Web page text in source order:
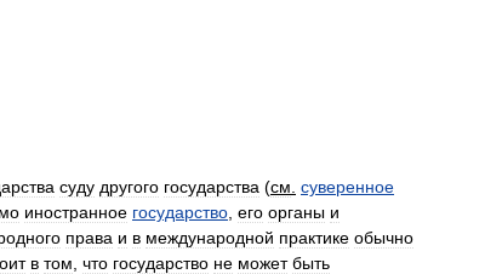
суду другого государства (см суверенное
иностранное государство его органы и
права и в международной практике обычно
в том что государство не может быть